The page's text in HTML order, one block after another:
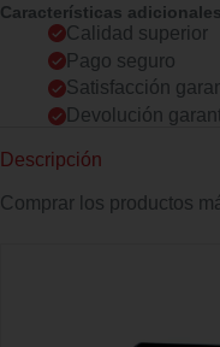
Características adicionales
Calidad superior
Pago seguro
Satisfacción
Devolución
Descripción
Comprar los productos